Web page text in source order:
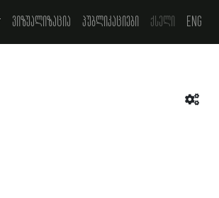
ვიზუალიზაცია პუბლიკაციები ქსელი Eng